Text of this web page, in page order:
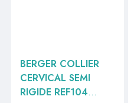
BERGER COLLIER
CERVICAL SEMI
RIGIDE REF104